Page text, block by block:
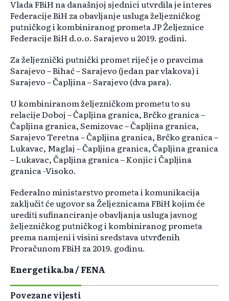
Vlada FBiH na današnjoj sjednici utvrdila je interes
Federacije BiH za obavljanje usluga željezničkog
putničkog i kombiniranog prometa JP Željeznice
Federacije BiH d.o.o. Sarajevo u 2019. godini.
Za željeznički putnički promet riječ je o pravcima
Sarajevo – Bihać – Sarajevo (jedan par vlakova) i
Sarajevo – Čapljina – Sarajevo (dva para).
U kombiniranom željezničkom prometu to su
relacije Doboj – Čapljina granica, Brčko granica –
Čapljina granica, Semizovac – Čapljina granica,
Sarajevo Teretna – Čapljina granica, Brčko granica –
Lukavac, Maglaj – Čapljina granica, Čapljina granica
– Lukavac, Čapljina granica – Konjic i Čapljina
granica -Visoko.
Federalno ministarstvo prometa i komunikacija
zaključit će ugovor sa Željeznicama FBiH kojim će
urediti sufinanciranje obavljanja usluga javnog
željezničkog putničkog i kombiniranog prometa
prema namjeni i visini sredstava utvrđenih
Proračunom FBiH za 2019. godinu.
Energetika.ba / FENA
Povezane vijesti